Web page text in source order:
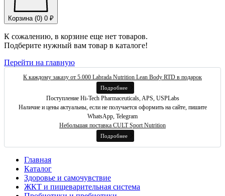
Корзина (0) 0 ₽
К сожалению, в корзине еще нет товаров.
Подберите нужный вам товар в каталоге!
Перейти на главную
К каждому заказу от 5.000 Labrada Nutrition Lean Body RTD в подарок
Подробнее
Поступление Hi-Tech Pharmaceuticals, APS, USPLabs
Наличие и цены актуальны, если не получается оформить на сайте, пишите
WhatsApp, Telegram
Небольшая поставка CULT Sport Nutrition
Подробнее
Главная
Каталог
Здоровье и самочувствие
ЖКТ и пищеварительная система